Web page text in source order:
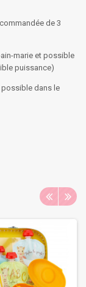
de 3
marie et possible
puissance)
possible dans le